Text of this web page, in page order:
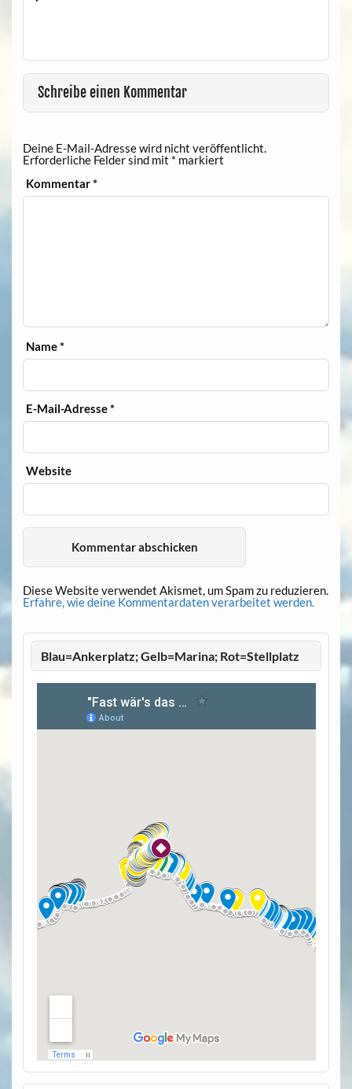
Schreibe einen Kommentar
Deine E-Mail-Adresse wird nicht veröffentlicht.
Erforderliche Felder sind mit * markiert
Kommentar*
Name*
E-Mail-Adresse*
Website
Diese Website verwendet Akismet, um Spam zu reduzieren.
Erfahre, wie deine Kommentardaten verarbeitet werden.
Blau=Ankerplatz; Gelb=Marina; Rot=Stellplatz